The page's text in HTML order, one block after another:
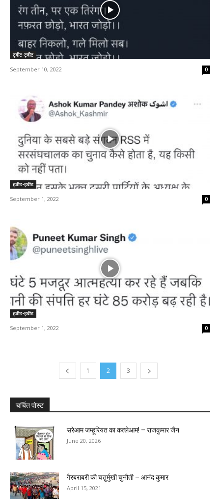
ट्वीट-ट्वीट
September 10, 2022 0
ट्वीट-ट्वीट
September 1, 2022 0
ट्वीट-ट्वीट
September 1, 2022 0
1 2 3
चर्चित पोस्ट
सरेआम‌‌ जम्हूरियत का कत्लेआम! – राजकुमार जैन ‌
June 20, 2026
गैरबराबरी की चतुर्मुखी चुनौती – आनंद कुमार
April 15, 2021